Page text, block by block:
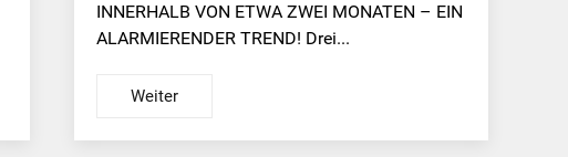
INNERHALB VON ETWA ZWEI MONATEN – EIN
ALARMIERENDER TREND! Drei...
Weiter